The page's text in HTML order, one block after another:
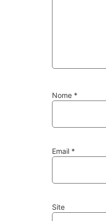
Nome *
Email *
Site